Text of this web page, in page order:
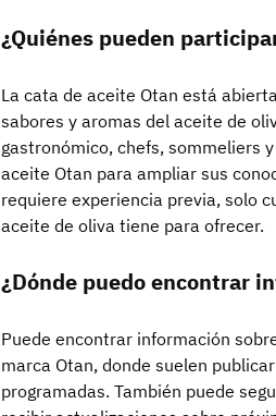
¿Quiénes pueden
La cata de aceite Otan está
sabores y aromas del aceite de
gastronómico, chefs, sommeliers
aceite Otan para ampliar sus
requiere experiencia previa, solo
aceite de oliva tiene para ofrecer.
¿Dónde puedo encontrar
Puede encontrar información
marca Otan, donde suelen
programadas. También puede